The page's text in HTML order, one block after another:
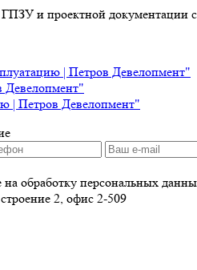
и проектной
| Петров Девелопмент"
Девелопмент"
| Петров Девелопмент"
на обработку персональных
2, офис 2-509